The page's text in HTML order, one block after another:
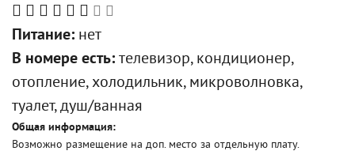
Питание: нет
В номере есть: телевизор, кондиционер,
отопление, холодильник, микроволновка,
туалет, душ/ванная
Общая информация:
Возможно размещение на доп. место за отдельную плату.